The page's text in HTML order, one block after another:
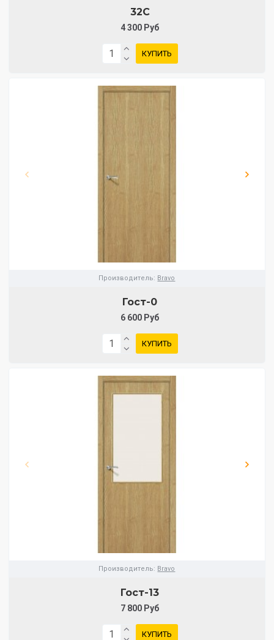
32С
4 300 Руб
КУПИТЬ
Производитель: Bravo
Гост-0
6 600 Руб
КУПИТЬ
Производитель: Bravo
Гост-13
7 800 Руб
КУПИТЬ